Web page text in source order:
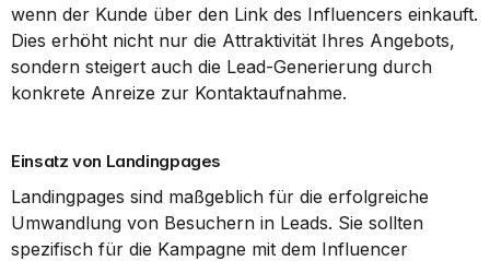
wenn der Kunde über den Link des Influencers einkauft.
Dies erhöht nicht nur die Attraktivität Ihres Angebots,
sondern steigert auch die Lead-Generierung durch
konkrete Anreize zur Kontaktaufnahme.
Einsatz von Landingpages
Landingpages sind maßgeblich für die erfolgreiche
Umwandlung von Besuchern in Leads. Sie sollten
spezifisch für die Kampagne mit dem Influencer